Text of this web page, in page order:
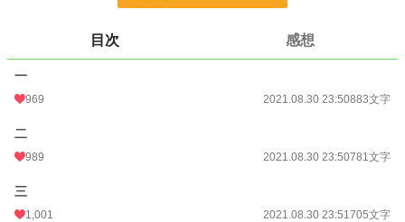
3,394 位 / 66,376 件
お気に入り
初回公開日時
目次 感想
一
969 2021.08.30 23:50883文字
二
989 2021.08.30 23:50781文字
三
1,001 2021.08.30 23:51705文字